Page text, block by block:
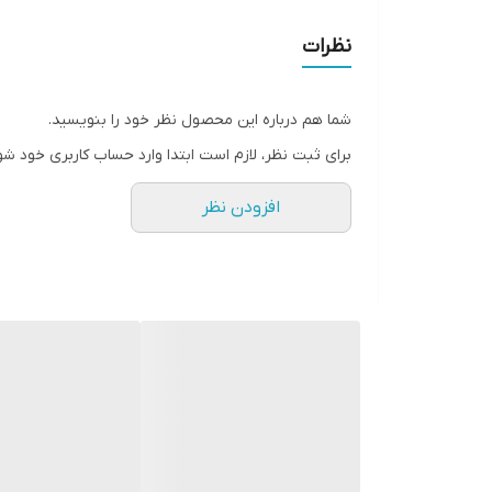
استراحت بپردازید.
تنوع رنگ و طرح: مبل ریلکسی مدل TV در رنگ‌ها و طرح‌های متنوعی تولید می‌شود تا بتوانید با توجه به دکوراسیون منزل خود، مناسب‌ترین گزینه را انتخاب کنید.
افزایش کیفیت زندگی: با استفاده از این مبل، به
زیبایی و شیک بودن: طراحی مدرن و منحصر به فرد
تنوع عملکرد: با قابلیت تنظیم در حالت‌های مختلف،
نظرات
شما هم درباره این محصول نظر خود را بنویسید.
برای ثبت نظر، لازم است ابتدا وارد حساب کاربری خود
افزودن نظر